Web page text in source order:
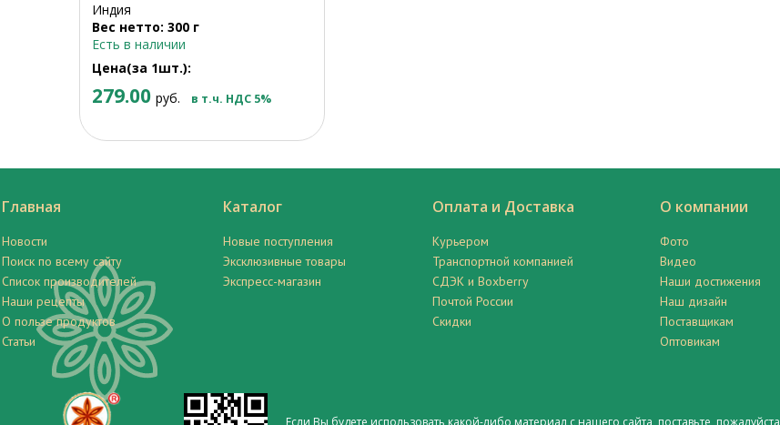
Индия
Вес нетто: 300 г
Есть в наличии
Цена(за 1шт.):
279.00 руб. в т.ч. НДС 5%
Главная
Новости
Поиск по всему сайту
Список производителей
Наши рецепты
О пользе продуктов
Статьи
Каталог
Новые поступления
Эксклюзивные товары
Экспресс-магазин
Оплата и Доставка
Курьером
Транспортной компанией
СДЭК и Boxberry
Почтой России
Скидки
О компании
Фото
Видео
Наши достижения
Наш дизайн
Поставщикам
Оптовикам
Если Вы будете использовать какой-либо материал с нашего сайта, поставьте, пожалуйста,